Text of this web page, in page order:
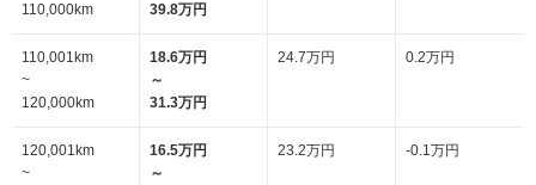
110,000km
39.8万円
110,001km
~
120,000km
18.6万円
～
31.3万円
24.7万円 0.2万円
120,001km
~
16.5万円
～
23.2万円 -0.1万円